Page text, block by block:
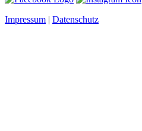
Impressum | Datenschutz